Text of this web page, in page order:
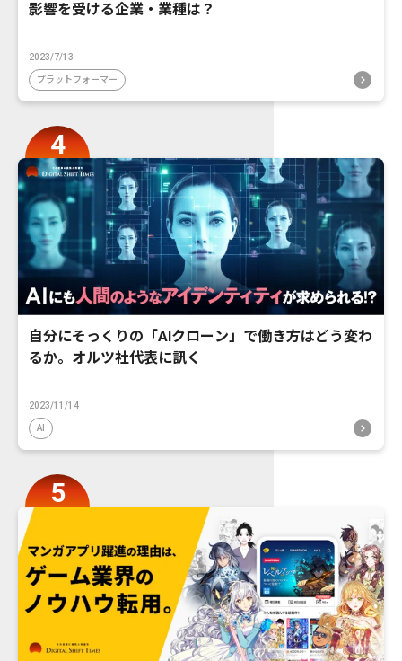
影響を受ける企業・業種は？
2023/7/13
プラットフォーマー
自分にそっくりの「AIクローン」で働き方はどう変わ
るか。オルツ社代表に訊く
2023/11/14
AI